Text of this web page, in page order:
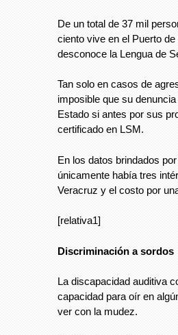
De un total de 37 mil
ciento vive en el Puerto
desconoce la Lengua de
Tan solo en casos de
imposible que su
Estado si antes por sus
certificado en LSM.
En los datos brindados
únicamente había tres
Veracruz y el costo por
[relativa1]
Discriminación a sordos
La discapacidad auditiva
capacidad para oír en
ver con la mudez.